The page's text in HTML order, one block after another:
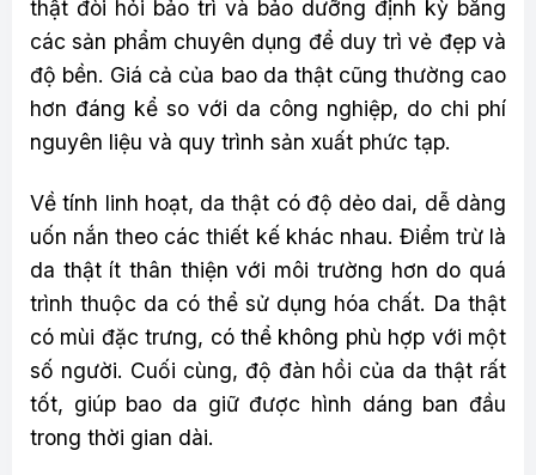
thật đòi hỏi bảo trì và bảo dưỡng định kỳ bằng
các sản phẩm chuyên dụng để duy trì vẻ đẹp và
độ bền. Giá cả của bao da thật cũng thường cao
hơn đáng kể so với da công nghiệp, do chi phí
nguyên liệu và quy trình sản xuất phức tạp.
Về tính linh hoạt, da thật có độ dẻo dai, dễ dàng
uốn nắn theo các thiết kế khác nhau. Điểm trừ là
da thật ít thân thiện với môi trường hơn do quá
trình thuộc da có thể sử dụng hóa chất. Da thật
có mùi đặc trưng, có thể không phù hợp với một
số người. Cuối cùng, độ đàn hồi của da thật rất
tốt, giúp bao da giữ được hình dáng ban đầu
trong thời gian dài.